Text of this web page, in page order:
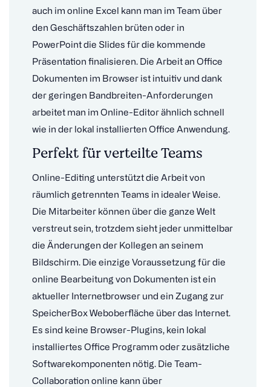
auch im online Excel kann man im Team über
den Geschäftszahlen brüten oder in
PowerPoint die Slides für die kommende
Präsentation finalisieren. Die Arbeit an Office
Dokumenten im Browser ist intuitiv und dank
der geringen Bandbreiten-Anforderungen
arbeitet man im Online-Editor ähnlich schnell
wie in der lokal installierten Office Anwendung.
Perfekt für verteilte Teams
Online-Editing unterstützt die Arbeit von
räumlich getrennten Teams in idealer Weise.
Die Mitarbeiter können über die ganze Welt
verstreut sein, trotzdem sieht jeder unmittelbar
die Änderungen der Kollegen an seinem
Bildschirm. Die einzige Voraussetzung für die
online Bearbeitung von Dokumenten ist ein
aktueller Internetbrowser und ein Zugang zur
SpeicherBox Weboberfläche über das Internet.
Es sind keine Browser-Plugins, kein lokal
installiertes Office Programm oder zusätzliche
Softwarekomponenten nötig. Die Team-
Collaboration online kann über